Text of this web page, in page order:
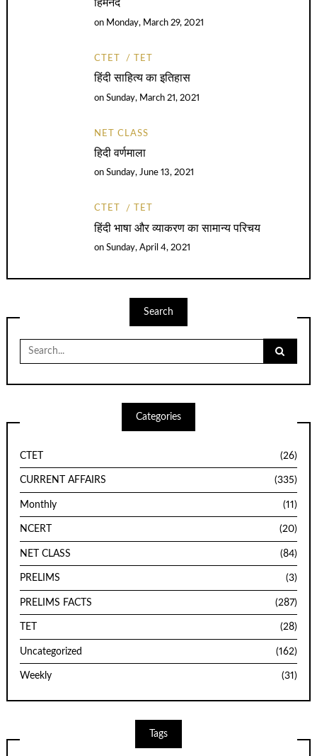
हिमनद
on Monday, March 29, 2021
CTET TET
हिंदी साहित्य का इतिहास
onSunday, March 21, 2021
NET CLASS
हिदी वर्णमाला
onSunday, June 13, 2021
CTET TET
हिंदी भाषा और व्याकरण का सामान्य परिचय
onSunday, April 4, 2021
Search
for:
Categories
CTET (26)
CURRENT AFFAIRS (335)
Monthly (11)
NCERT (20)
NET CLASS (84)
PRELIMS (3)
PRELIMS FACTS (287)
TET (28)
Uncategorized (162)
Weekly (31)
Tags